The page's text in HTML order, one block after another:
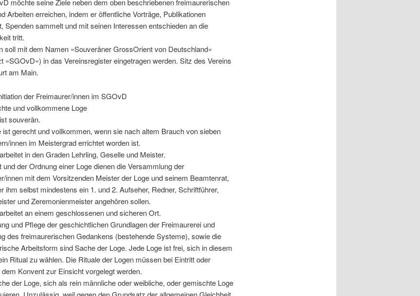
möchte seine Ziele neben dem oben beschriebenen freimaurerischen
Arbeiten erreichen, indem er öffentliche Vorträge, Publikationen
Spenden sammelt und mit seinen Interessen entschieden an die
tritt.
soll mit dem Namen »Souveräner GrossOrient von Deutschland«
»SGOvD«) in das Vereinsregister eingetragen werden. Sitz des Vereins
am Main.
der Freimaurer/innen im SGOvD
und vollkommene Loge
souverän.
ist gerecht und vollkommen, wenn sie nach altem Brauch von sieben
innen im Meistergrad errichtet worden ist.
in den Graden Lehrling, Geselle und Meister.
und der Ordnung einer Loge dienen die Versammlung der
innen mit dem Vorsitzenden Meister der Loge und seinem Beamtenrat,
ihm selbst mindestens ein 1. und 2. Aufseher, Redner, Schriftführer,
und Zeremonienmeister angehören sollen.
an einem geschlossenen und sicheren Ort.
und Pflege der geschichtlichen Grundlagen der Freimaurerei und
des freimaurerischen Gedankens (bestehende Systeme), sowie die
Arbeitsform sind Sache der Loge. Jede Loge ist frei, sich in diesem
Ritual zu wählen. Die Rituale der Logen müssen bei Eintritt oder
Konvent zur Einsicht vorgelegt werden.
der Loge, sich als rein männliche oder weibliche, oder gemischte Loge